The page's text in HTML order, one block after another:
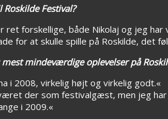
Festival?
ret forskellige, både Nikolaj og jeg
for at skulle spille på Roskilde, det
mindeværdige oplevelser på
i 2008, virkelig højt og virkelig godt.«
der som festivalgæst, men jeg
i 2009.«